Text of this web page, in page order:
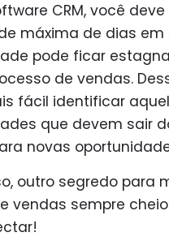
CRM, você
máxima de dias em
pode ficar
de vendas.
fácil identificar
que devem sair
novas
outro segredo para
vendas sempre